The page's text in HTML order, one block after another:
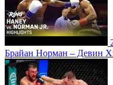
Брайан Норман – Девин